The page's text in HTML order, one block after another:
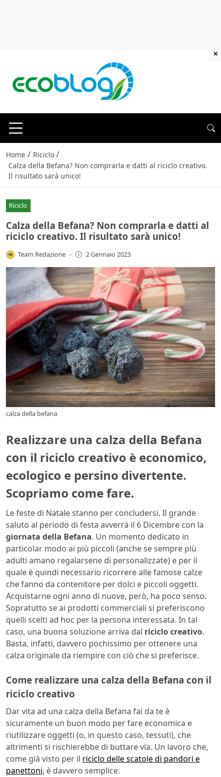
Home / Riciclo /
Calza della Befana? Non comprarla e datti al riciclo creativo.
Il risultato sarà unico!
Riciclo
Calza della Befana? Non comprarla e datti al
riciclo creativo. Il risultato sarà unico!
Team Redazione - 2 Gennaio 2023
calza della befana
Realizzare una calza della Befana
con il riciclo creativo è economico,
ecologico e persino divertente.
Scopriamo come fare.
Le feste di Natale stanno per concludersi. Il grande
saluto al periodo di festa avverrà il 6 Dicembre con la
giornata della Befana. Un momento dedicato in
particolar modo ai più piccoli (anche se sempre più
adulti amano regalarsene di personalizzate) e per il
quale è quindi necessario ricorrere alle famose calze
che fanno da contenitore per dolci e piccoli oggetti.
Acquistarne ogni anno di nuove, però, ha poco senso.
Sopratutto se ai prodotti commerciali si preferiscono
quelli scelti ad hoc per la persona interessata. In tal
caso, una buona soluzione arriva dal riciclo creativo.
Basta, infatti, davvero pochissimo per ottenere una
calza originale da riempire con ciò che si preferisce.
Come realizzare una calza della Befana con il
riciclo creativo
Dar vita ad una calza della Befana fai da te è
sicuramente un buon modo per fare economica e
riutilizzare oggetti (o, in questo caso, tessuti), che
altrimenti si rischierebbe di buttare via. Un lavoro che,
come già visto per il riciclo delle scatole di pandori e
panettoni, è davvero semplice.
×